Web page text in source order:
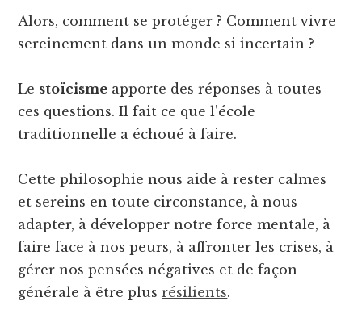
Alors, comment se protéger ? Comment vivre
sereinement dans un monde si incertain ?
Le stoïcisme apporte des réponses à toutes
ces questions. Il fait ce que l’école
traditionnelle a échoué à faire.
Cette philosophie nous aide à rester calmes
et sereins en toute circonstance, à nous
adapter, à développer notre force mentale, à
faire face à nos peurs, à affronter les crises, à
gérer nos pensées négatives et de façon
générale à être plusrésilients.